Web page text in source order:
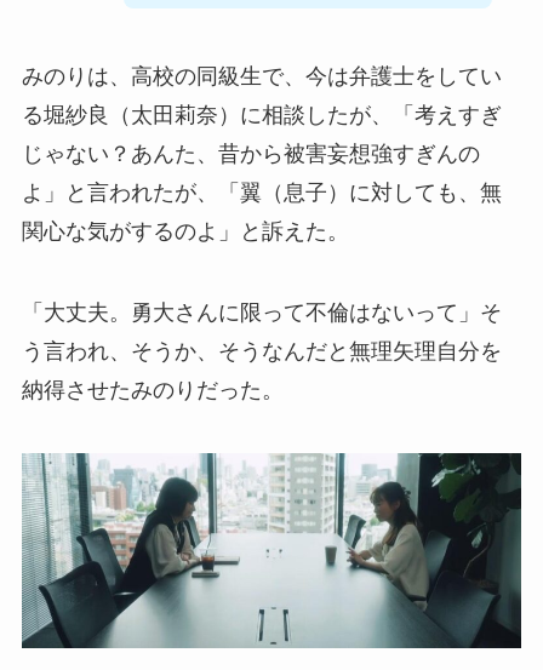
みのりは、高校の同級生で、今は弁護士をしてい
る堀紗良（太田莉奈）に相談したが、「考えすぎ
じゃない？あんた、昔から被害妄想強すぎんの
よ」と言われたが、「翼（息子）に対しても、無
関心な気がするのよ」と訴えた。
「大丈夫。勇大さんに限って不倫はないって」そ
う言われ、そうか、そうなんだと無理矢理自分を
納得させたみのりだった。